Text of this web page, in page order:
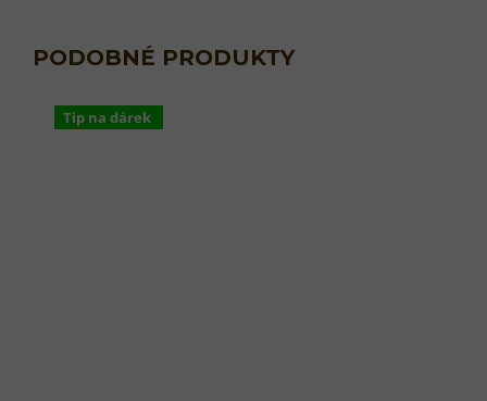
Tip na dárek